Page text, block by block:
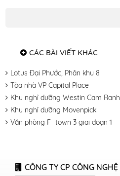
CÁC BÀI VIẾT KHÁC
Lotus Đại Phước, Phân khu 8
Tòa nhà VP Capital Place
Khu nghỉ dưỡng Westin Cam Ranh
Khu nghỉ dưỡng Movenpick
Văn phòng F- town 3 giai đoạn 1
CÔNG TY CP CÔNG